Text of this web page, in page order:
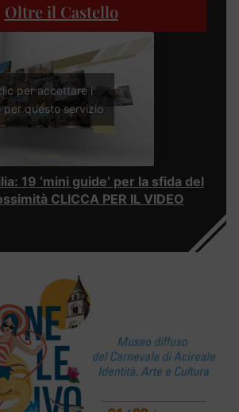
Oltre il Castello
per accettare i
per questo servizio
19 ‘mini guide’ per la sfida del
CLICCA PER IL VIDEO